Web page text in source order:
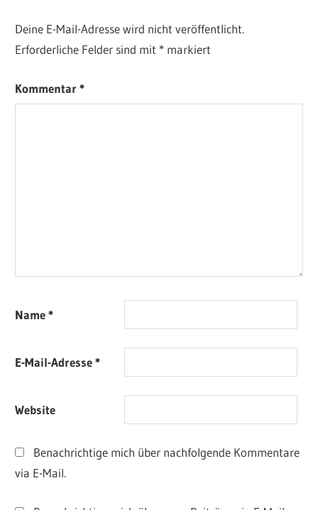
Deine E-Mail-Adresse wird nicht veröffentlicht.
Erforderliche Felder sind mit * markiert
Kommentar*
Name*
E-Mail-Adresse*
Website
Benachrichtige mich über nachfolgende Kommentare
via E-Mail.